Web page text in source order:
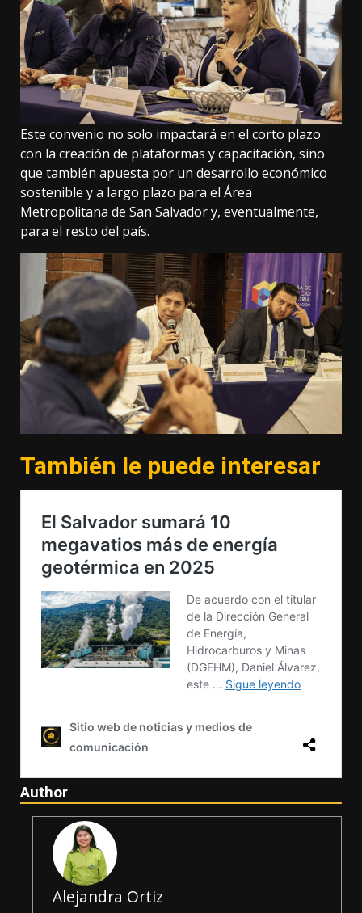
Este convenio no solo impactará en el corto plazo
con la creación de plataformas y capacitación, sino
que también apuesta por un desarrollo económico
sostenible y a largo plazo para el Área
Metropolitana de San Salvador y, eventualmente,
para el resto del país.
También le puede interesar
Author
Alejandra Ortiz